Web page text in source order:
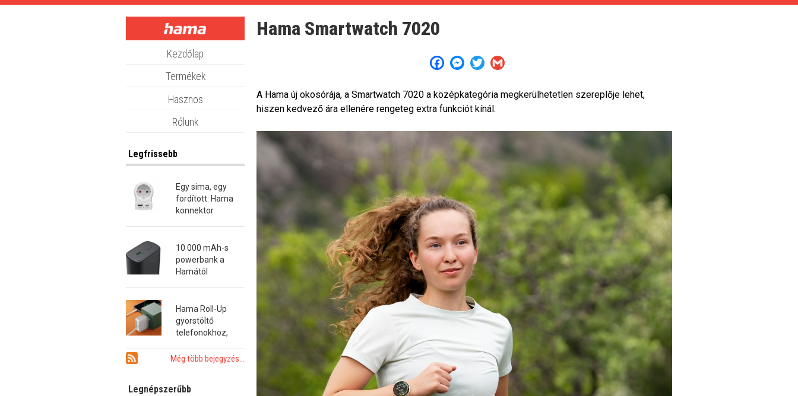
Skip
Kezdőlap
Termékek
Hasznos
Rólunk
Legfrissebb
Egy sima, egy
fordított: Hama
konnektor
10 000 mAh-s
powerbank a
Hamától
Hama Roll-Up
gyorstöltő
telefonokhoz,
notebookokhoz
Még több bejegyzés...
Legnépszerűbb
Hama Smartwatch 7020
FacebookMessenger
Twitter
A Hama új okosórája, a Smartwatch 7020 a középkategória megkerülhetetlen szereplője lehet,
hiszen kedvező ára ellenére rengeteg extra funkciót kínál.